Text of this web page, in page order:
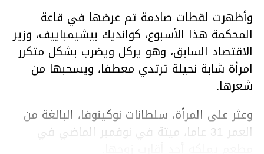
وأظهرت لقطات صادمة تم عرضها في قاعة
المحكمة هذا الأسبوع، كوانديك بيشيمباييف، وزير
الاقتصاد السابق، وهو يركل ويضرب بشكل متكرر
امرأة شابة نحيلة ترتدي معطفا، ويسحبها من
شعرها.
وعثر على المرأة، سلطانات نوكينوفا، البالغة من
العمر 31 عاما، ميتة في نوفمبر الماضي في